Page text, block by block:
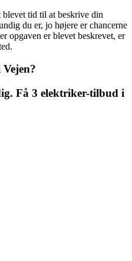
tid til at beskrive din
du er, jo højere er chancerne
opgaven er blevet beskrevet, er
Få 3 elektriker-tilbud i